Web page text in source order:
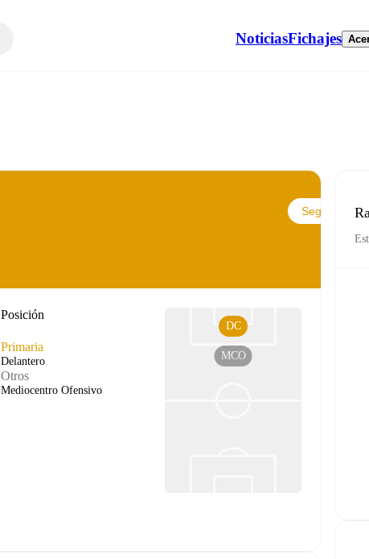
NoticiasFichajes
Seguir
Posición
Primaria
Delantero
Otros
Mediocentro Ofensivo
MCO
DC